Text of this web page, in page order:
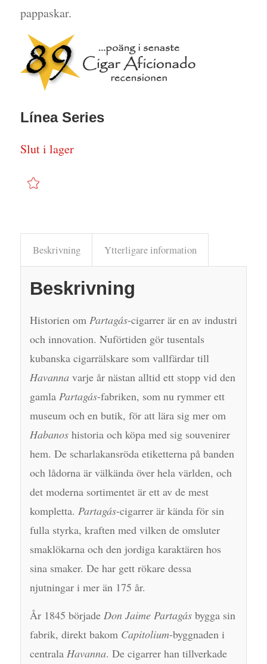
pappaskar.
Línea Series
Slut i lager
Beskrivning Ytterligare information
Beskrivning
Historien om Partagás-cigarrer är en av industri
och innovation. Nuförtiden gör tusentals
kubanska cigarrälskare som vallfärdar till
Havannavarje år nästan alltid ett stopp vid den
gamla Partagás-fabriken, som nu rymmer ett
museum och en butik, för att lära sig mer om
Habanoshistoria och köpa med sig souvenirer
hem. De scharlakansröda etiketterna på banden
och lådorna är välkända över hela världen, och
det moderna sortimentet är ett av de mest
kompletta. Partagás-cigarrer är kända för sin
fulla styrka, kraften med vilken de omsluter
smaklökarna och den jordiga karaktären hos
sina smaker. De har gett rökare dessa
njutningar i mer än 175 år.
År 1845 började Don Jaime Partagásbygga sin
fabrik, direkt bakom Capitolium-byggnaden i
centrala Havanna. De cigarrer han tillverkade